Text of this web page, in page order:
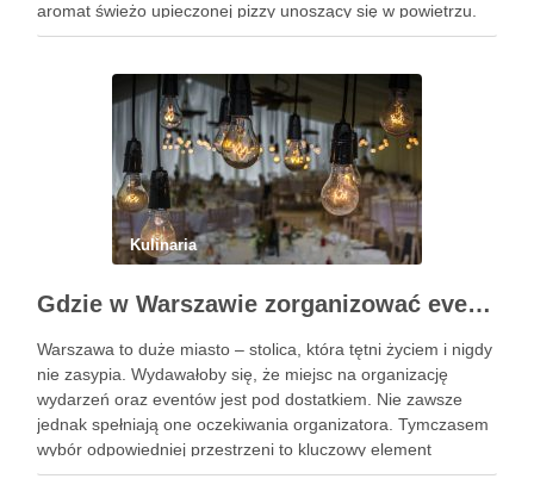
aromat świeżo upieczonej pizzy unoszący się w powietrzu.
Brzmi kusząco, prawda? W tym artykule pokażę Ci, jak
Kulinaria
Gdzie w Warszawie zorganizować event?
Warszawa to duże miasto – stolica, która tętni życiem i nigdy
nie zasypia. Wydawałoby się, że miejsc na organizację
wydarzeń oraz eventów jest pod dostatkiem. Nie zawsze
jednak spełniają one oczekiwania organizatora. Tymczasem
wybór odpowiedniej przestrzeni to kluczowy element
organizacji każdego wydarzenia. Podpowiadamy zatem,